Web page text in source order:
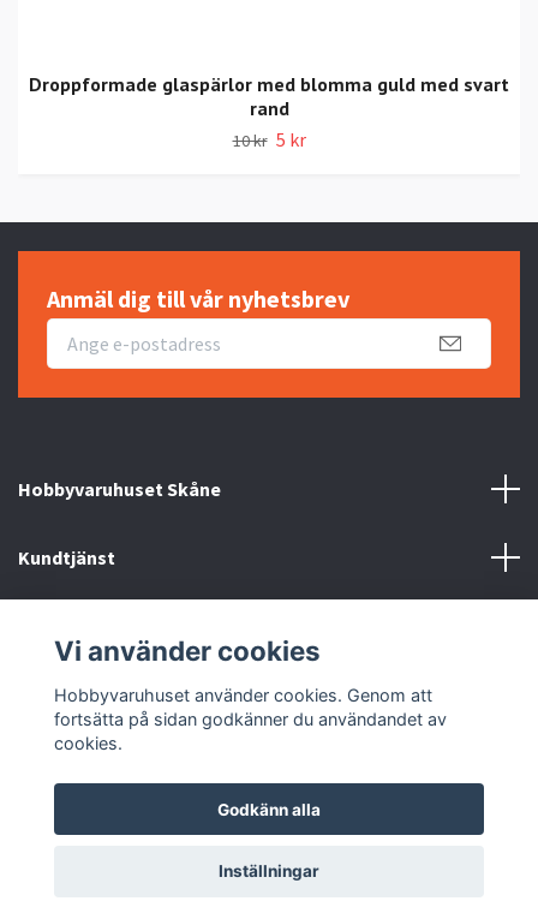
Droppformade glaspärlor med blomma guld med svart
rand
10 kr 5 kr
Anmäl dig till vår nyhetsbrev
Hobbyvaruhuset Skåne
Kundtjänst
Sociala medier
© 2026 Hobbyvaruhuset
Vi använder cookies
Hobbyvaruhuset använder cookies. Genom att
fortsätta på sidan godkänner du användandet av
cookies.
Godkänn alla
Inställningar